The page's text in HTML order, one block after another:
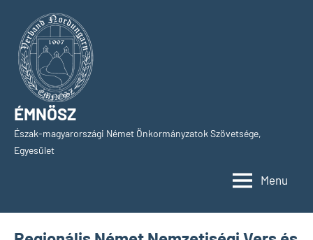
content
ÉMNÖSZ
Észak-magyarországi Német Önkormányzatok Szövetsége,
Egyesület
Menu